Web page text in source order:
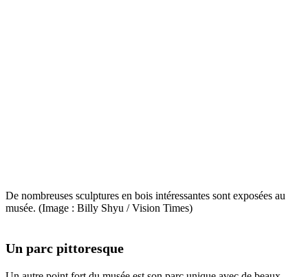
De nombreuses sculptures en bois intéressantes sont exposées au
musée. (Image : Billy Shyu / Vision Times)
Un parc pittoresque